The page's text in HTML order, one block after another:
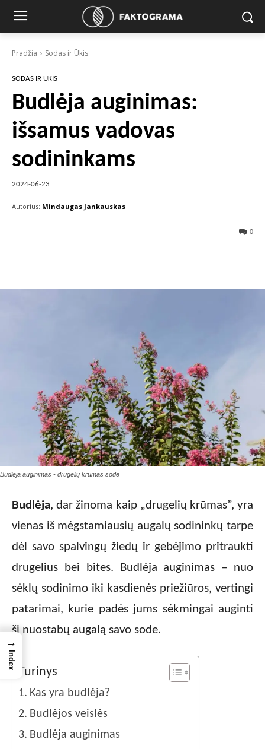
Pradžia Sodas ir Ūkis
SODAS IR ŪKIS
Budlėja auginimas:
išsamus vadovas
sodininkams
2024-06-23
Autorius: Mindaugas Jankauskas
0
Budlėja auginimas - drugelių krūmas sode
Budlėja, dar žinoma kaip „drugelių krūmas”, yra
vienas iš mėgstamiausių augalų sodininkų tarpe
dėl savo spalvingų žiedų ir gebėjimo pritraukti
drugelius bei bites. Budlėja auginimas – nuo
sėklų sodinimo iki kasdienės priežiūros, vertingi
patarimai, kurie padės jums sėkmingai auginti
šį nuostabų augalą savo sode.
Turinys
Kas yra budlėja?
Budlėjos veislės
Budlėja auginimas
→
Index